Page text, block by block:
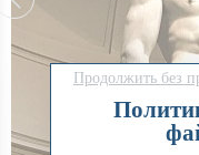
Продолжить без